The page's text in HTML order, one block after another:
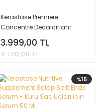
Kerastase Premiere
Concentre Decalcifiant
Ultra-Reparateur Onarıcı
Şampuan Öncesi Bakım 250
ML
3.999,00 TL
4.720,00 TL
%15